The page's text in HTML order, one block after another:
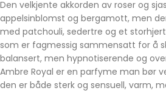
Den velkjente akkorden av roser og
appelsinblomst og bergamott, men
med patchouli, sedertre og et
som er fagmessig sammensatt for å
balansert, men hypnotiserende og
Ambre Royal er en parfyme man bør
den er både sterk og sensuell, varm,